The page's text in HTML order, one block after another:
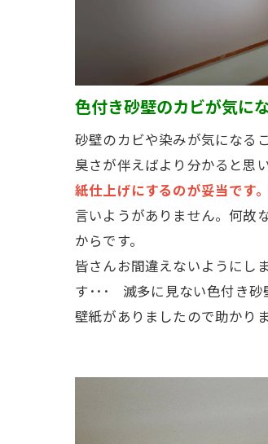
色付き砂壁のカビが気に
砂壁のカビや染みが気になる
臭さが伴えばより分かると思
紙仕上げにするのが妥当です。
言いようがありません。何故
からです。
皆さんお間違えないようにし
す･･･ 滅多に見ない色付き砂
壁紙がありましたので助かりま